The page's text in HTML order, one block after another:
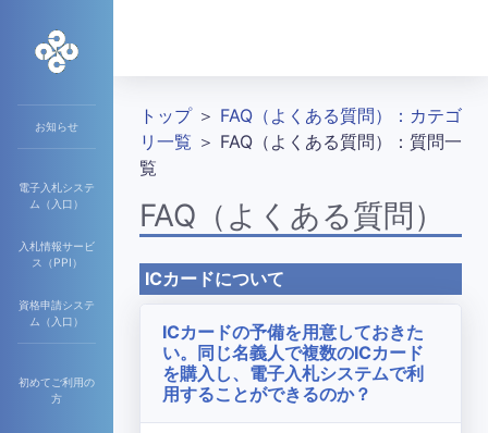
お知らせ
電子入札システ
ム（入口）
入札情報サービ
ス（PPI）
資格申請システ
ム（入口）
初めてご利用の
方
トップ＞ FAQ（よくある質問）：カテゴ
リ一覧 ＞ FAQ（よくある質問）：質問一
覧
FAQ（よくある質問）
ICカードについて
ICカードの予備を用意しておきた
い。同じ名義人で複数のICカード
を購入し、電子入札システムで利
用することができるのか？